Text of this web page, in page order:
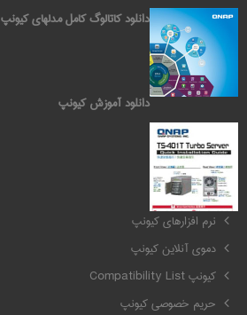
دانلود کاتالوگ کامل مدلهای کیونپ
دانلود آموزش کیونپ
کیونپ QNAP
نرم افزارهای کیونپ
دموی آنلاین کیونپ
کیونپ Compatibility List
حریم خصوصی کیونپ